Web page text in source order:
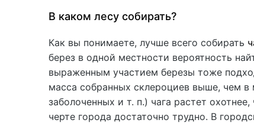
В каком лесу собирать?
Как вы понимаете, лучше всего собирать
берез в одной местности вероятность
выраженным участием березы тоже
масса собранных склероциев выше, чем
заболоченных и т. п.) чага растет
черте города достаточно трудно. В